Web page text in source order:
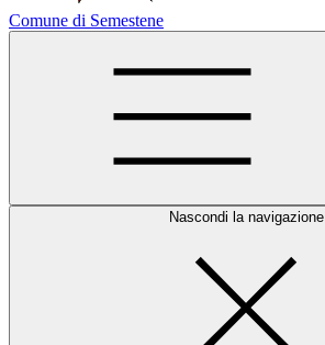
Comune di Semestene
Nascondi la navigazione